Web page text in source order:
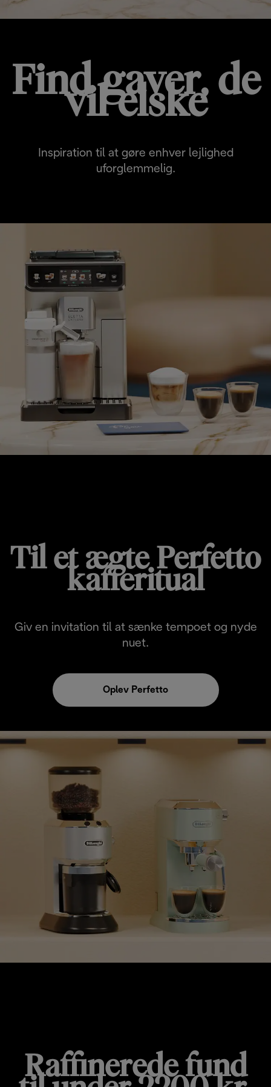
Find gaver, de
vil elske
Inspiration til at gøre enhver lejlighed
uforglemmelig.
Til et ægte Perfetto
kafferitual
Giv en invitation til at sænke tempoet og nyde
nuet.
Oplev Perfetto
Raffinerede fund